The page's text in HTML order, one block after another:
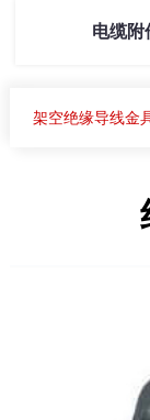
电缆附
架空绝缘导线金